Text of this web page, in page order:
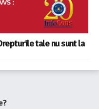
tale nu sunt la